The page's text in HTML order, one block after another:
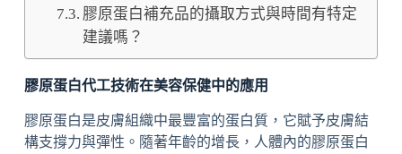
膠原蛋白補充品的攝取方式與時間有特定
建議嗎？
膠原蛋白代工技術在美容保健中的應用
膠原蛋白是皮膚組織中最豐富的蛋白質，它賦予皮膚結
構支撐力與彈性。隨著年齡的增長，人體內的膠原蛋白